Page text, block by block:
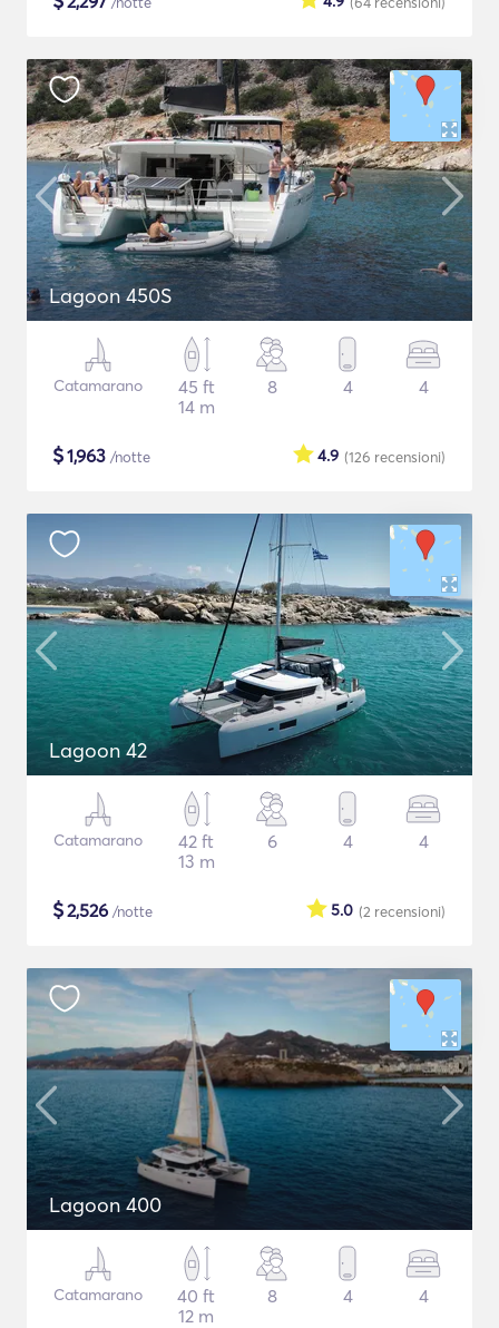
Lagoon 450S
Catamarano
45 ft
14 m
8 4 4
$1,963 /notte (126 recensioni)
4.9
Lagoon 42
Catamarano
42 ft
13 m
6 4 4
$2,526 /notte (2 recensioni)
5.0
Lagoon 400
Catamarano
40 ft
12 m
8 4 4